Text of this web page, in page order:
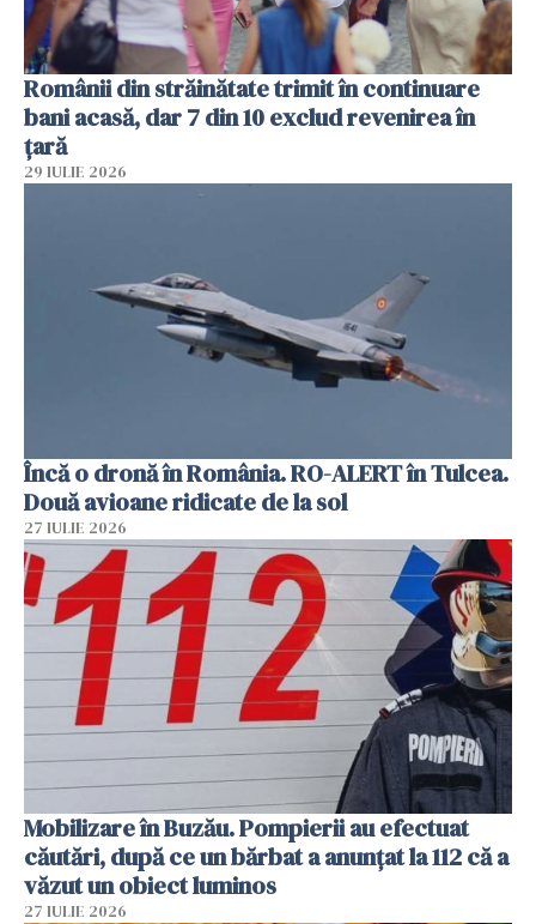
Românii din străinătate trimit în continuare
bani acasă, dar 7 din 10 exclud revenirea în
țară
29 IULIE 2026
Încă o dronă în România. RO-ALERT în Tulcea.
Două avioane ridicate de la sol
27 IULIE 2026
Mobilizare în Buzău. Pompierii au efectuat
căutări, după ce un bărbat a anunțat la 112 că a
văzut un obiect luminos
27 IULIE 2026